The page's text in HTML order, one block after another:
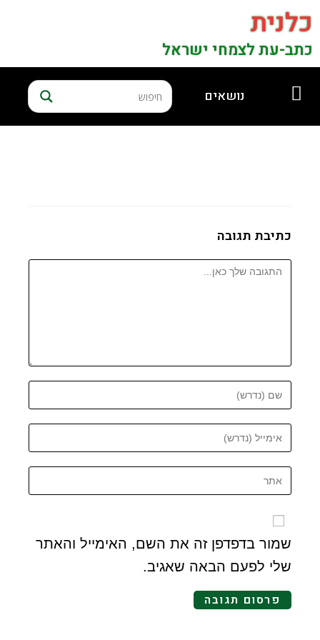
כלנית
כתב-עת לצמחי ישראל
נושאים
כתיבת תגובה
שמור בדפדפן זה את השם, האימייל והאתר
שלי לפעם הבאה שאגיב.